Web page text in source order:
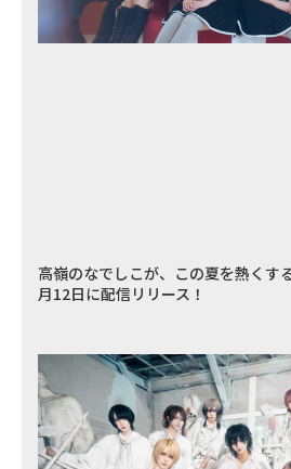
高嶺のなでしこが、この夏を熱くす
月12日に配信リリース！